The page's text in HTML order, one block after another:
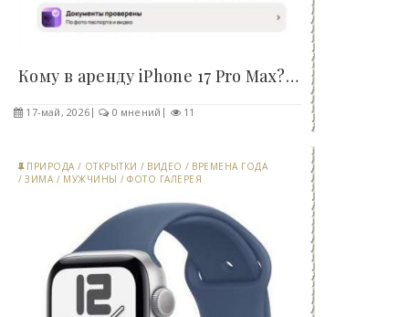
Кому в аренду iPhone 17 Pro Max? - «Клуб - Юмора»..
17-май, 2026 0 мнений 11
ПРИРОДА / ОТКРЫТКИ / ВИДЕО / ВРЕМЕНА ГОДА
/ЗИМА / МУЖЧИНЫ /ФОТО ГАЛЕРЕЯ